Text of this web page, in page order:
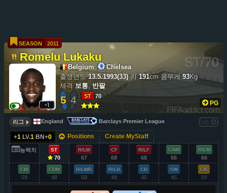
Romelu Lukaku
SEASON 2011
Belgium
Chelsea
출생년도 13.5.1993(33) 키 191cm 몸무게 93Kg
체격 보통, 반팔
5 4 ST 70
PG
FIFAaddict.com
ST/70
리그 England Barclays Premier League VS
+1 LV.1 BN+0 Positions Create MyStaff
능력치 ST
70
R/LW
67
CF
68
R/LF
68
CAM
66
R/LM
66
CM
59
CDM
48
R/LWB
50
R/LB
48
CB
45
SW
45
GK
19